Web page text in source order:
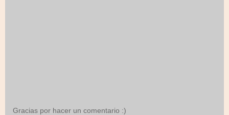
Gracias por hacer un comentario :)